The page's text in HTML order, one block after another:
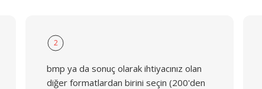
2
bmp ya da sonuç olarak ihtiyacınız olan
diğer formatlardan birini seçin (200'den